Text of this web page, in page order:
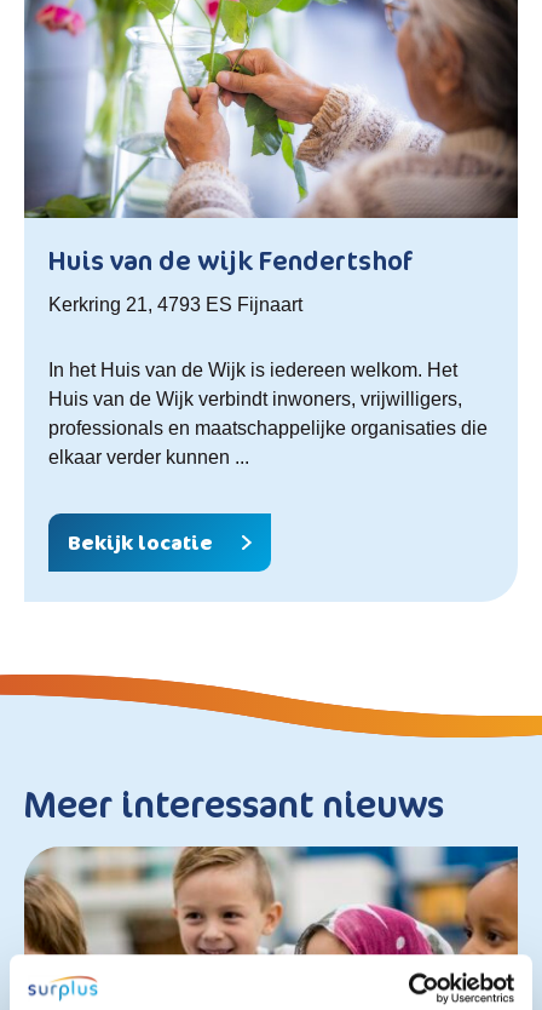
Huis van de wijk Fendertshof
Kerkring 21, 4793 ES Fijnaart
In het Huis van de Wijk is iedereen welkom. Het
Huis van de Wijk verbindt inwoners, vrijwilligers,
professionals en maatschappelijke organisaties die
elkaar verder kunnen ...
Bekijk locatie
Meer interessant nieuws